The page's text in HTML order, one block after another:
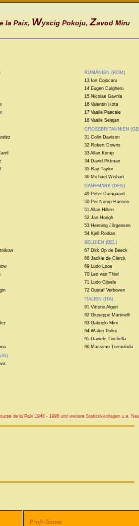
la Paix, Wyscig Pokoju,Zavod Miru
RUMÄNIEN (ROM)
13 Ion Cojocaru
14 Eugen Dulgheru
15 Nicolae Gavrila
16 Valentin Hota
17 Vasile Pascale
18 Vasile Selejan
GROSSBRITANNIEN
31 Colin Davison
32 Robert Downs
33 Allan Kemp
34 David Pittman
35 Ray Taylor
36 Michael Wishart
DÄNEMARK (DEN)
49 Peter Damgaard
50 Per Norup-Hansen
51 Allan Hillers
52 Jan Hoegh
53 Henning Jörgensen
54 Kjell Rodian
BELGIEN (BEL)
67 Dirk Op de Beeck
68 Jackie de Clerck
69 Ludo Loos
70 Leo van Thiel
71 Ludo Gijsels
72 Gustaf Verboven
ITALIEN (ITA)
91 Vittorio Algeri
92 Giuseppe Martinelli
93 Gabrielo Mirri
94 Walter Polini
95 Daniele Tinchella
96 Massimo Tremolada
de la Paix 1948 - 1998 und weitere Statistikvorlagen u.a.
Profi-Teams